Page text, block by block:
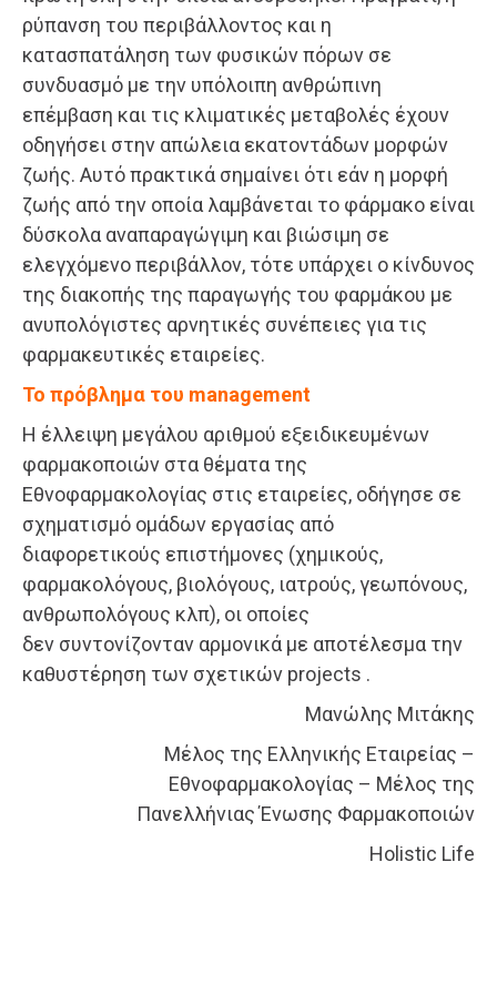
ρύπανση του περιβάλλοντος και η
κατασπατάληση των φυσικών πόρων σε
συνδυασμό με την υπόλοιπη ανθρώπινη
επέμβαση και τις κλιματικές μεταβολές έχουν
οδηγήσει στην απώλεια εκατοντάδων μορφών
ζωής. Αυτό πρακτικά σημαίνει ότι εάν η μορφή
ζωής από την οποία λαμβάνεται το φάρμακο είναι
δύσκολα αναπαραγώγιμη και βιώσιμη σε
ελεγχόμενο περιβάλλον, τότε υπάρχει ο κίνδυνος
της διακοπής της παραγωγής του φαρμάκου με
ανυπολόγιστες αρνητικές συνέπειες για τις
φαρμακευτικές εταιρείες.
Το πρόβλημα του management
Η έλλειψη μεγάλου αριθμού εξειδικευμένων
φαρμακοποιών στα θέματα της
Εθνοφαρμακολογίας στις εταιρείες, οδήγησε σε
σχηματισμό ομάδων εργασίας από
διαφορετικούς επιστήμονες (χημικούς,
φαρμακολόγους, βιολόγους, ιατρούς, γεωπόνους,
ανθρωπολόγους κλπ), οι οποίες
δεν συντονίζονταν αρμονικά με αποτέλεσμα την
καθυστέρηση των σχετικών projects .
Μανώλης Μιτάκης
Μέλος της Ελληνικής Εταιρείας –
Εθνοφαρμακολογίας – Μέλος της
Πανελλήνιας Ένωσης Φαρμακοποιών
Holistic Life